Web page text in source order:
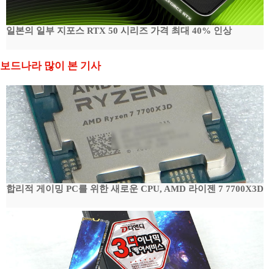
일본의 일부 지포스 RTX 50 시리즈 가격 최대 40% 인상
보드나라 많이 본 기사
합리적 게이밍 PC를 위한 새로운 CPU, AMD 라이젠 7 7700X3D